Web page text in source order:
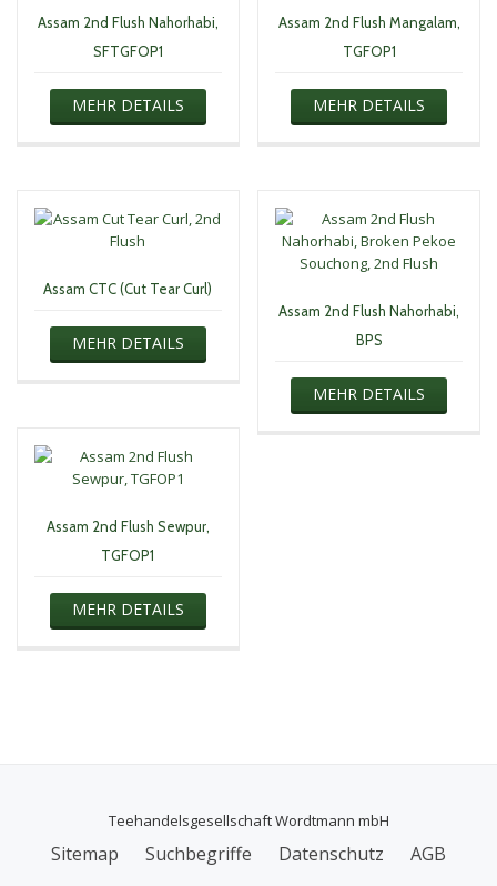
Assam 2nd Flush Nahorhabi,
SFTGFOP1
MEHR DETAILS
Assam 2nd Flush Mangalam,
TGFOP1
MEHR DETAILS
Assam CTC (Cut Tear Curl)
MEHR DETAILS
Assam 2nd Flush Nahorhabi,
BPS
MEHR DETAILS
Assam 2nd Flush Sewpur,
TGFOP1
MEHR DETAILS
Teehandelsgesellschaft Wordtmann mbH
MenuSitemap Suchbegriffe Datenschutz AGB